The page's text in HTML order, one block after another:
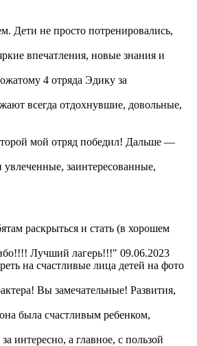
Дети не просто потренировались,
впечатления, новые знания и
4 отряда Эдику за
всегда отдохнувшие, довольные,
мой отряд победил! Дальше —
заинтересованные,
раскрыться и стать (в хорошем
Лучший лагерь!!!" 09.06.2023
на счастливые лица детей на фото
Вы замечательные! Развития,
была счастливым ребенком,
интересно, а главное, с пользой